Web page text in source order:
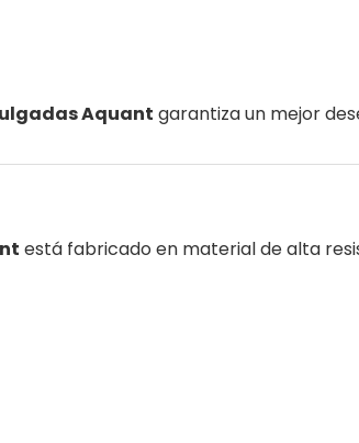
Aquant garantiza un mejor
está fabricado en material de alta